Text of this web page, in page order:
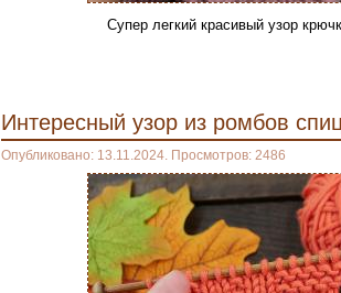
Супер легкий красивый узор
Интересный узор из ромбов
Опубликовано: 13.11.2024. Просмотров: 2486